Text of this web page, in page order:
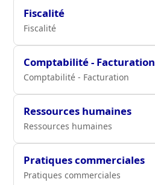
Fiscalité
Fiscalité
Comptabilité - Facturation
Comptabilité - Facturation
Ressources humaines
Ressources humaines
Pratiques commerciales
Pratiques commerciales